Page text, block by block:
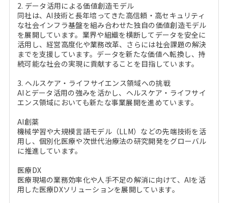
2. データ活用による価値創造モデル
同社は、AI技術と長年培ってきた高信頼・高セキュリティ
な社会インフラ基盤を組み合わせた独自の価値創造モデル
を展開しています。業界や組織を横断してデータを安全に
活用し、経営高度化や業務改革、さらには社会課題の解決
までを支援しています。データを新たな価値へ転換し、持
続可能な社会の実現に貢献することを目指しています。
3. ヘルスケア・ライフサイエンス領域への挑戦
AIとデータ活用の強みを活かし、ヘルスケア・ライフサイ
エンス領域においても新たな事業展開を進めています。
AI創薬
機械学習や大規模言語モデル（LLM）などの先端技術を活
用し、個別化医療や次世代治療法の研究開発をグローバル
に推進しています。
医療DX
医療現場の業務効率化や人手不足の解消に向けて、AIを活
用した医療DXソリューションを展開しています。